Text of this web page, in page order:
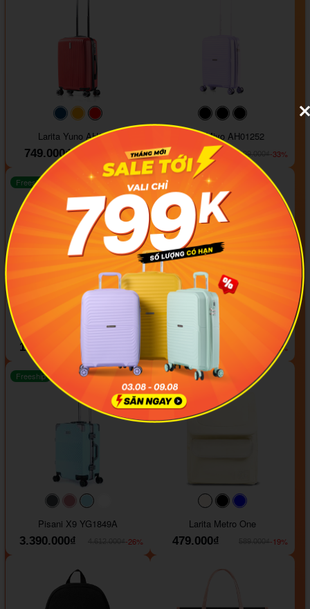
#093f69#ffa500#FF0000
Larita Yuno AH0325
749.000₫
1.189.000₫-37%
#000000#000000
Larita Miyo AH01252
799.000₫
1.199.000₫ -33%
Freeship
Combo 2 VALI Larita Sena
1.899.000₫
-60%
#000000#000000
Freeship
Pisani Classic FZA01
2.199.000₫
-26%
#40454a#b76e79
#9ad8e7
Freeship
Pisani X9 YG1849A
3.390.000₫
-26%
#faf0e6#000000
Larita Metro One
479.000₫
-19%